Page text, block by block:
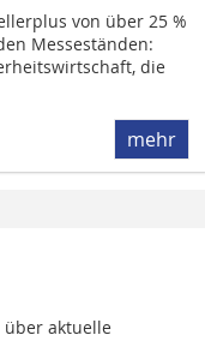
von über 25 %
Messeständen:
die
mehr
über aktuelle